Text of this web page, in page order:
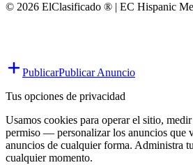
© 2026 ElClasificado ® | EC Hispanic
PublicarPublicar Anuncio
Tus opciones de privacidad
Usamos cookies para operar el sitio,
permiso — personalizar los anuncios que
anuncios de cualquier forma. Administra
cualquier momento.